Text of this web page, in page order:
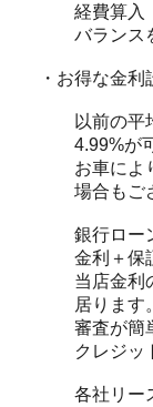
経費算入「
バランスを
・お得な金利
以前の平均
4.99%が可
お車により
場合もござ
銀行ローン
金利＋保証
当店金利の
居ります。
審査が簡
クレジット
各社リース